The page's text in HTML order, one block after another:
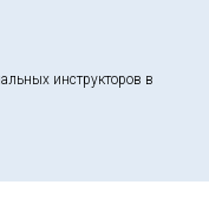
инструкторов в